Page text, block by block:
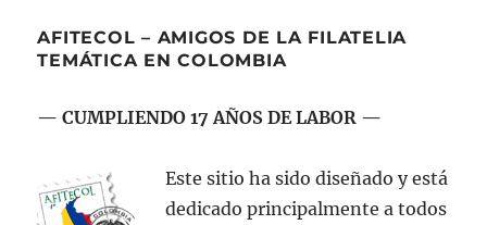
AFITECOL – AMIGOS DE LA FILATELIA
TEMÁTICA EN COLOMBIA
— CUMPLIENDO 17 AÑOS DE LABOR —
Este sitio ha sido diseñado y está
dedicado principalmente a todos